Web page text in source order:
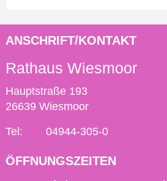
ANSCHRIFT/KONTAKT
Rathaus Wiesmoor
Hauptstraße 193
26639 Wiesmoor
Tel: 04944-305-0
ÖFFNUNGSZEITEN